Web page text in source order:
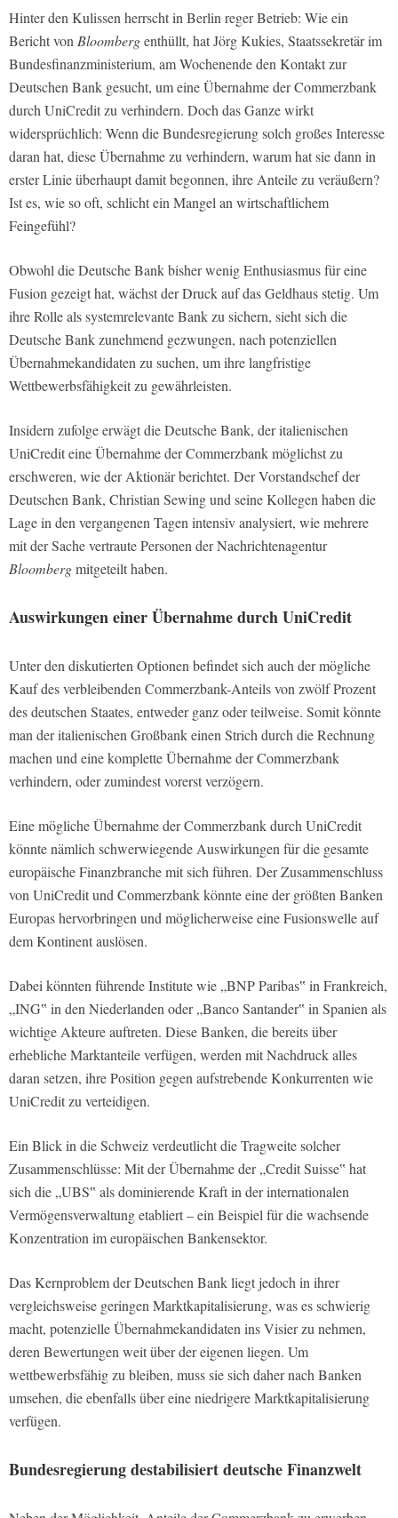
Hinter den Kulissen herrscht in Berlin reger Betrieb: Wie ein
Bericht vonBloombergenthüllt, hat Jörg Kukies, Staatssekretär im
Bundesfinanzministerium, am Wochenende den Kontakt zur
Deutschen Bank gesucht, um eine Übernahme der Commerzbank
durch UniCredit zu verhindern. Doch das Ganze wirkt
widersprüchlich: Wenn die Bundesregierung solch großes Interesse
daran hat, diese Übernahme zu verhindern, warum hat sie dann in
erster Linie überhaupt damit begonnen, ihre Anteile zu veräußern?
Ist es, wie so oft, schlicht ein Mangel an wirtschaftlichem
Feingefühl?
Obwohl die Deutsche Bank bisher wenig Enthusiasmus für eine
Fusion gezeigt hat, wächst der Druck auf das Geldhaus stetig. Um
ihre Rolle als systemrelevante Bank zu sichern, sieht sich die
Deutsche Bank zunehmend gezwungen, nach potenziellen
Übernahmekandidaten zu suchen, um ihre langfristige
Wettbewerbsfähigkeit zu gewährleisten.
Insidern zufolge erwägt die Deutsche Bank, der italienischen
UniCredit eine Übernahme der Commerzbank möglichst zu
erschweren, wie der Aktionär berichtet. Der Vorstandschef der
Deutschen Bank, Christian Sewing und seine Kollegen haben die
Lage in den vergangenen Tagen intensiv analysiert, wie mehrere
mit der Sache vertraute Personen der Nachrichtenagentur
Bloombergmitgeteilt haben.
Auswirkungen einer Übernahme durch UniCredit
Unter den diskutierten Optionen befindet sich auch der mögliche
Kauf des verbleibenden Commerzbank-Anteils von zwölf Prozent
des deutschen Staates, entweder ganz oder teilweise. Somit könnte
man der italienischen Großbank einen Strich durch die Rechnung
machen und eine komplette Übernahme der Commerzbank
verhindern, oder zumindest vorerst verzögern.
Eine mögliche Übernahme der Commerzbank durch UniCredit
könnte nämlich schwerwiegende Auswirkungen für die gesamte
europäische Finanzbranche mit sich führen. Der Zusammenschluss
von UniCredit und Commerzbank könnte eine der größten Banken
Europas hervorbringen und möglicherweise eine Fusionswelle auf
dem Kontinent auslösen.
Dabei könnten führende Institute wie „BNP Paribas‟ in Frankreich,
„ING‟ in den Niederlanden oder „Banco Santander‟ in Spanien als
wichtige Akteure auftreten. Diese Banken, die bereits über
erhebliche Marktanteile verfügen, werden mit Nachdruck alles
daran setzen, ihre Position gegen aufstrebende Konkurrenten wie
UniCredit zu verteidigen.
Ein Blick in die Schweiz verdeutlicht die Tragweite solcher
Zusammenschlüsse: Mit der Übernahme der „Credit Suisse‟ hat
sich die „UBS‟ als dominierende Kraft in der internationalen
Vermögensverwaltung etabliert – ein Beispiel für die wachsende
Konzentration im europäischen Bankensektor.
Das Kernproblem der Deutschen Bank liegt jedoch in ihrer
vergleichsweise geringen Marktkapitalisierung, was es schwierig
macht, potenzielle Übernahmekandidaten ins Visier zu nehmen,
deren Bewertungen weit über der eigenen liegen. Um
wettbewerbsfähig zu bleiben, muss sie sich daher nach Banken
umsehen, die ebenfalls über eine niedrigere Marktkapitalisierung
verfügen.
Bundesregierung destabilisiert deutsche Finanzwelt